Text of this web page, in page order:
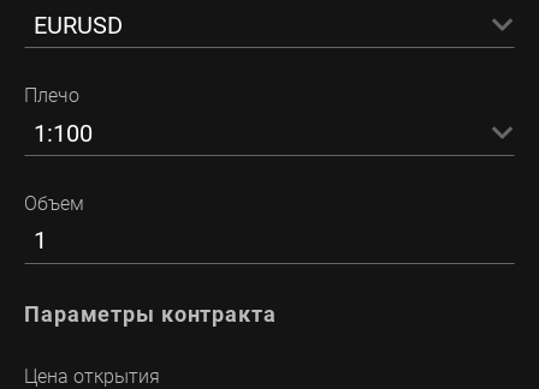
EURUSD
Плечо
1:100
Объем
Параметры контракта
Цена открытия